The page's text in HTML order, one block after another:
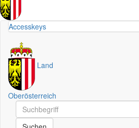
Accesskeys
Land
Oberösterreich
Schnellsuche
Schnellsuche